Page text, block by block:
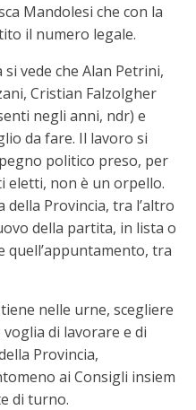
Mandolesi che con la
il numero legale.
vede che Alan Petrini,
Cristian Falzolgher
negli anni, ndr) e
da fare. Il lavoro si
politico preso, per
eletti, non è un orpello.
Provincia, tra l’altro
della partita, in lista o
quell’appuntamento, tra
nelle urne, scegliere
di lavorare e di
Provincia,
ai Consigli insiem
di turno.